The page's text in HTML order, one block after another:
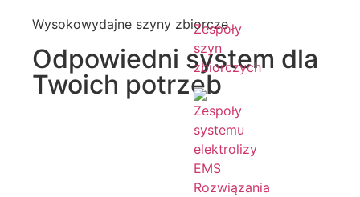
Zespoły
szyn
zbiorczych
Rozwiązania
Wysokowydajne szyny zbiorcze
Odpowiedni system dla
Twoich potrzeb